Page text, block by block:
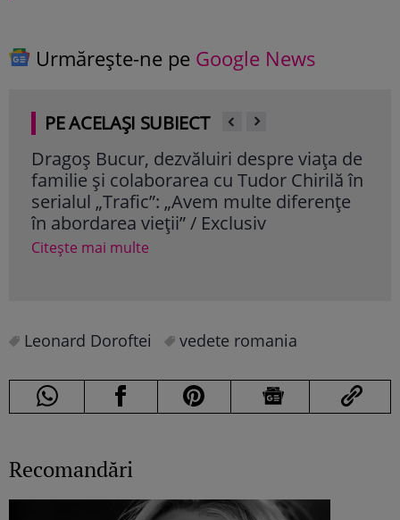
Urmărește-ne pe Google News
PE ACELAȘI SUBIECT
Dragoș Bucur, dezvăluiri despre viața de
familie și colaborarea cu Tudor Chirilă în
serialul „Trafic”: „Avem multe diferențe
în abordarea vieții” / Exclusiv
Citește mai multe
Leonard Doroftei vedete romania
Recomandări